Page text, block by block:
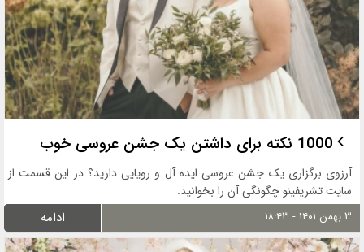
1000 نکته برای داشتن یک جشن عروسی خوب
آرزوی برگزاری یک جشن عروسی ایده آل و رویایی دارید؟ در این قسمت از
سایت تشریفینو چگونگی آن را بخوانید.
۳ بهمن ۱۴۰۱ - ۱۸:۴۳ ادامه